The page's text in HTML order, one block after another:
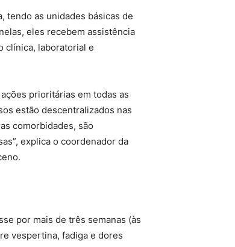
tendo as unidades básicas de
eles recebem assistência
clínica, laboratorial e
prioritárias em todas as
estão descentralizados nas
comorbidades, são
explica o coordenador da
por mais de três semanas (às
vespertina, fadiga e dores